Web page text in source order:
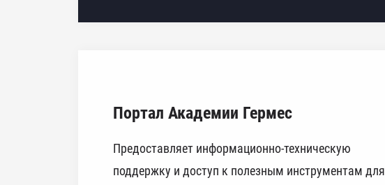
Портал Академии Гермес
Предоставляет информационно-техническую
поддержку и доступ к полезным инструментам для